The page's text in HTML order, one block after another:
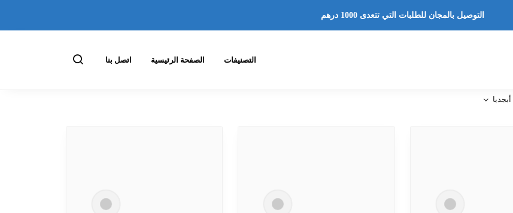
التوصيل بالمجان للطلبات التي تتعدى 1000 درهم
التصنيفات الصفحة الرئيسية اتصل بنا
أبجديا